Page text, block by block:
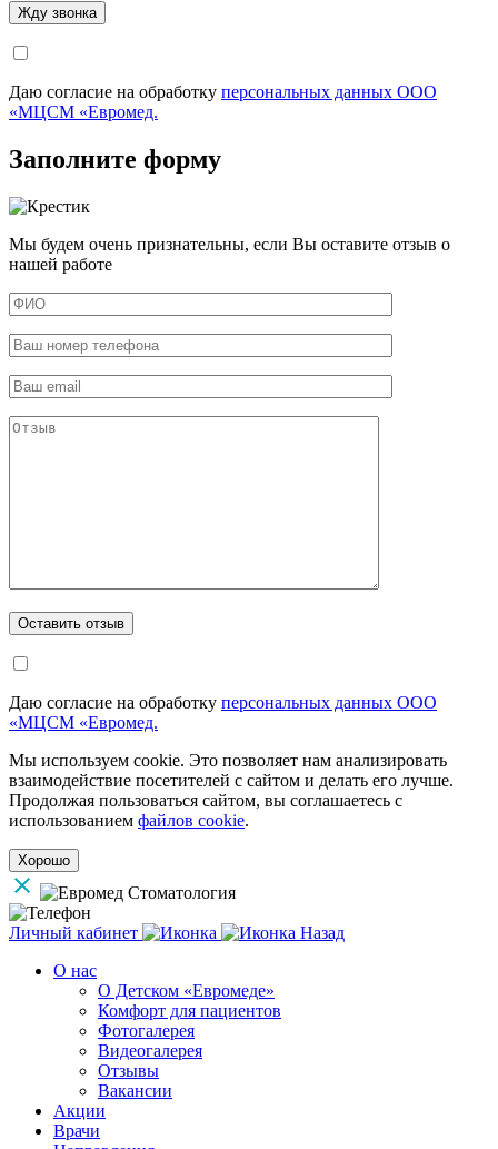
Даю согласие на обработку персональных данных ООО
«МЦСМ «Евромед.
Заполните форму
Мы будем очень признательны, если Вы оставите отзыв о
нашей работе
Даю согласие на обработку персональных данных ООО
«МЦСМ «Евромед.
Мы используем cookie. Это позволяет нам анализировать
взаимодействие посетителей с сайтом и делать его лучше.
Продолжая пользоваться сайтом, вы соглашаетесь с
использованием файлов cookie.
Хорошо
Личный кабинет
Назад
О нас
О Детском «Евромеде»
Комфорт для пациентов
Фотогалерея
Видеогалерея
Отзывы
Вакансии
Акции
Врачи